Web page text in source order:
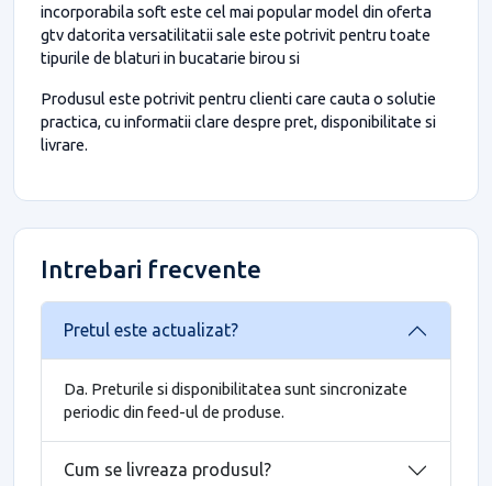
incorporabila soft este cel mai popular model din oferta
gtv datorita versatilitatii sale este potrivit pentru toate
tipurile de blaturi in bucatarie birou si
Produsul este potrivit pentru clienti care cauta o solutie
practica, cu informatii clare despre pret, disponibilitate si
livrare.
Intrebari frecvente
Pretul este actualizat?
Da. Preturile si disponibilitatea sunt sincronizate
periodic din feed-ul de produse.
Cum se livreaza produsul?